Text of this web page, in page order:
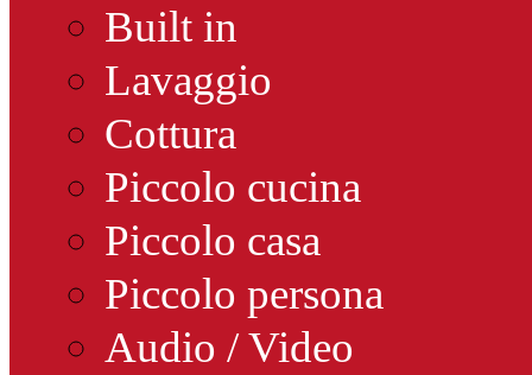
Built in
Lavaggio
Cottura
Piccolo cucina
Piccolo casa
Piccolo persona
Audio / Video